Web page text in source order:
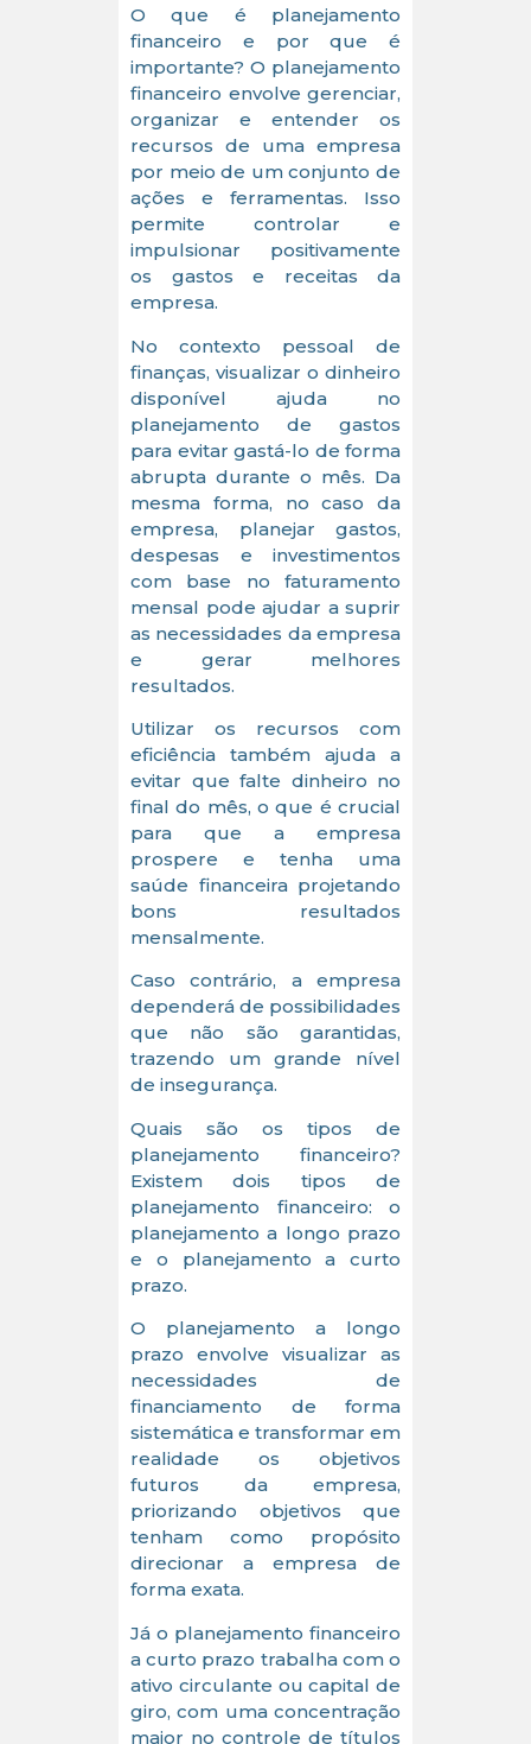
O que é planejamento
financeiro e por que é
importante? O planejamento
financeiro envolve gerenciar,
organizar e entender os
recursos de uma empresa
por meio de um conjunto de
ações e ferramentas. Isso
permite controlar e
impulsionar positivamente
os gastos e receitas da
empresa.
No contexto pessoal de
finanças, visualizar o dinheiro
disponível ajuda no
planejamento de gastos
para evitar gastá-lo de forma
abrupta durante o mês. Da
mesma forma, no caso da
empresa, planejar gastos,
despesas e investimentos
com base no faturamento
mensal pode ajudar a suprir
as necessidades da empresa
e gerar melhores
resultados.
Utilizar os recursos com
eficiência também ajuda a
evitar que falte dinheiro no
final do mês, o que é crucial
para que a empresa
prospere e tenha uma
saúde financeira projetando
bons resultados
mensalmente.
Caso contrário, a empresa
dependerá de possibilidades
que não são garantidas,
trazendo um grande nível
de insegurança.
Quais são os tipos de
planejamento financeiro?
Existem dois tipos de
planejamento financeiro: o
planejamento a longo prazo
e o planejamento a curto
prazo.
O planejamento a longo
prazo envolve visualizar as
necessidades de
financiamento de forma
sistemática e transformar em
realidade os objetivos
futuros da empresa,
priorizando objetivos que
tenham como propósito
direcionar a empresa de
forma exata.
Já o planejamento financeiro
a curto prazo trabalha com o
ativo circulante ou capital de
giro, com uma concentração
maior no controle de títulos